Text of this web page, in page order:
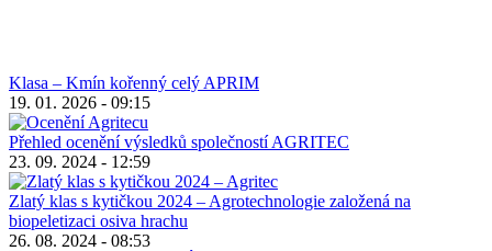
Klasa – Kmín kořenný celý APRIM
19. 01. 2026 - 09:15
Přehled ocenění výsledků společností AGRITEC
23. 09. 2024 - 12:59
Zlatý klas s kytičkou 2024 – Agrotechnologie založená na
biopeletizaci osiva hrachu
26. 08. 2024 - 08:53